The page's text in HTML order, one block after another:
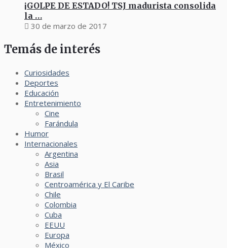
¡GOLPE DE ESTADO! TSJ madurista consolida
la …
30 de marzo de 2017
Temás de interés
Curiosidades
Deportes
Educación
Entretenimiento
Cine
Farándula
Humor
Internacionales
Argentina
Asia
Brasil
Centroamérica y El Caribe
Chile
Colombia
Cuba
EEUU
Europa
México